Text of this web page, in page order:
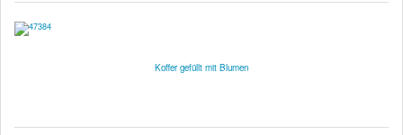
Koffer gefüllt mit Blumen